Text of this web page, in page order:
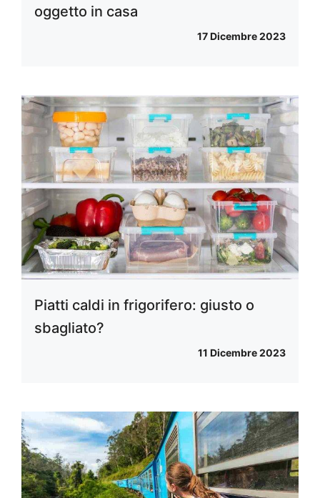
oggetto in casa
17 Dicembre 2023
Piatti caldi in frigorifero: giusto o
sbagliato?
11 Dicembre 2023